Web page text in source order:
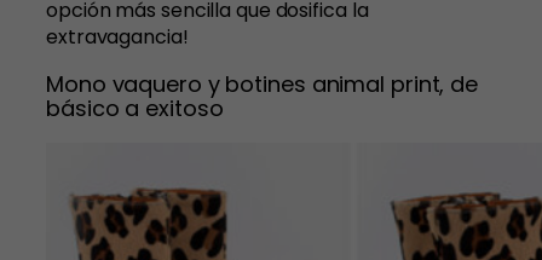
opción más sencilla que dosifica la
extravagancia!
Mono vaquero y botines animal print, de
básico a exitoso